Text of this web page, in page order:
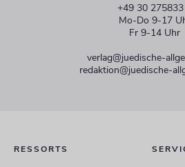
+49 30
Mo-Do 9-17
Fr 9-14 Uhr
verlag@juedische-
redaktion@juedische-
RESSORTS